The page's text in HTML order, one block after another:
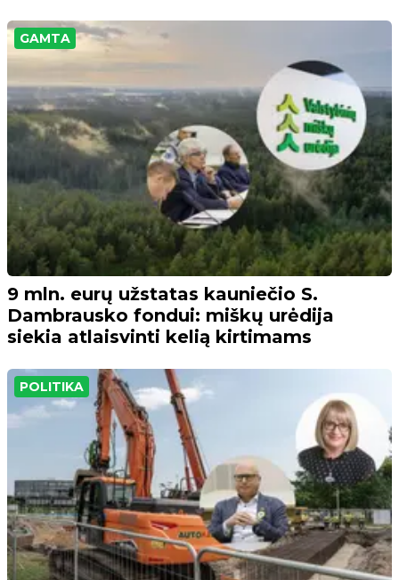
GAMTA
9 mln. eurų užstatas kauniečio S.
Dambrausko fondui: miškų urėdija
siekia atlaisvinti kelią kirtimams
POLITIKA